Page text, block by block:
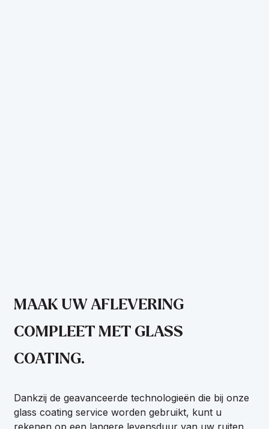
MAAK UW AFLEVERING
COMPLEET MET GLASS
COATING.
Dankzij de geavanceerde technologieën die bij onze
glass coating service worden gebruikt, kunt u